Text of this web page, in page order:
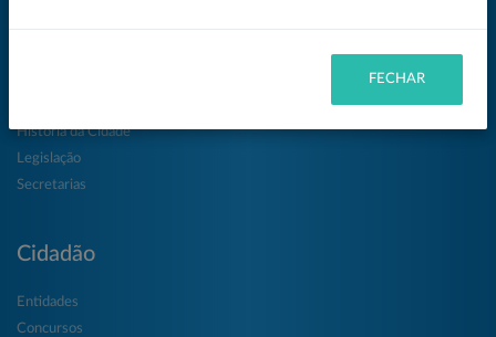
FECHAR
História da Cidade
Legislação
Secretarias
Cidadão
Entidades
Concursos